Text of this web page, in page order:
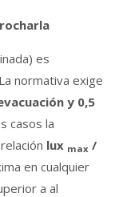
es
normativa exige
y 0,5
casos la
lux max /
en cualquier
a al